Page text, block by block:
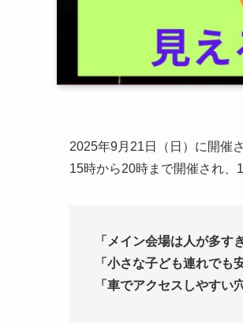
2025年9月21日（日）に開催
15時から20時まで開催され、
「メイン会場は人が多す
「小さな子ども連れでも
「車でアクセスしやすい